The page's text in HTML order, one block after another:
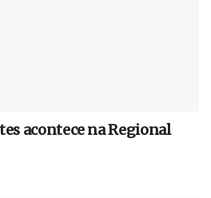
acontece na Regional